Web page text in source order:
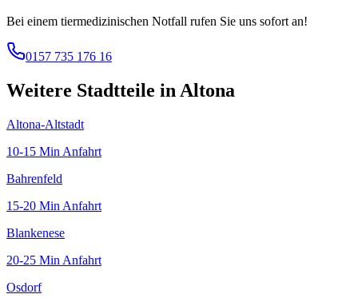
Bei einem tiermedizinischen Notfall rufen Sie uns sofort an!
0157 735 176 16
Weitere Stadtteile in Altona
Altona-Altstadt
10-15 Min Anfahrt
Bahrenfeld
15-20 Min Anfahrt
Blankenese
20-25 Min Anfahrt
Osdorf